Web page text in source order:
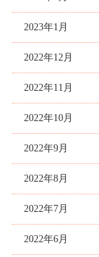
2023年1月
2022年12月
2022年11月
2022年10月
2022年9月
2022年8月
2022年7月
2022年6月